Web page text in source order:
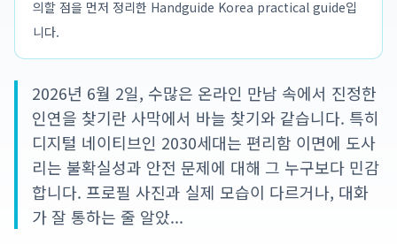
의할 점을 먼저 정리한 Handguide Korea practical guide입
니다.
2026년 6월 2일, 수많은 온라인 만남 속에서 진정한
인연을 찾기란 사막에서 바늘 찾기와 같습니다. 특히
디지털 네이티브인 2030세대는 편리함 이면에 도사
리는 불확실성과 안전 문제에 대해 그 누구보다 민감
합니다. 프로필 사진과 실제 모습이 다르거나, 대화
가 잘 통하는 줄 알았...